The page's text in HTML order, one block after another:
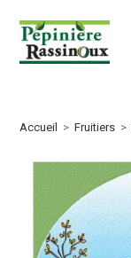
content
Accueil > Fruitiers >